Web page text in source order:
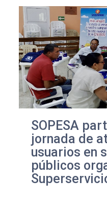
SOPESA
jornada de
usuarios en
públicos